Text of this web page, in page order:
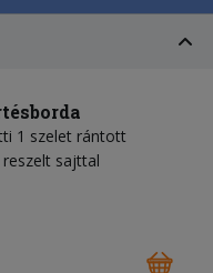
1 szelet rántott
sajttal